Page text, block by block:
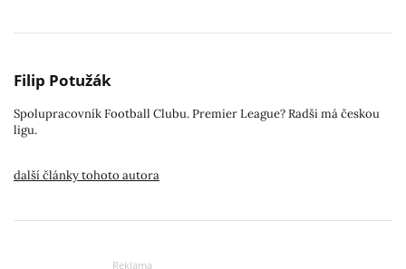
Filip Potužák
Spolupracovník Football Clubu. Premier League? Radši má českou
ligu.
další články tohoto autora